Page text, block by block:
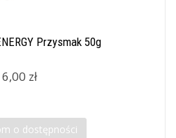
Przysmak 50g
6,00 zł
o dostępności